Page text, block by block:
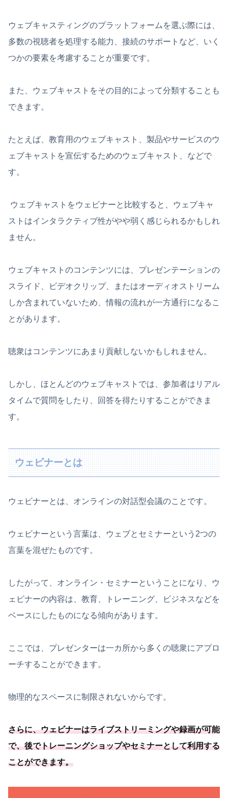
ウェブキャスティングのプラットフォームを選ぶ際には、
多数の視聴者を処理する能力、接続のサポートなど、いく
つかの要素を考慮することが重要です。
また、ウェブキャストをその目的によって分類することも
できます。
たとえば、教育用のウェブキャスト、製品やサービスのウ
ェブキャストを宣伝するためのウェブキャスト、などで
す。
ウェブキャストをウェビナーと比較すると、ウェブキャ
ストはインタラクティブ性がやや弱く感じられるかもしれ
ません。
ウェブキャストのコンテンツには、プレゼンテーションの
スライド、ビデオクリップ、またはオーディオストリーム
しか含まれていないため、情報の流れが一方通行になるこ
とがあります。
聴衆はコンテンツにあまり貢献しないかもしれません。
しかし、ほとんどのウェブキャストでは、参加者はリアル
タイムで質問をしたり、回答を得たりすることができま
す。
ウェビナーとは
ウェビナーとは、オンラインの対話型会議のことです。
ウェビナーという言葉は、ウェブとセミナーという2つの
言葉を混ぜたものです。
したがって、オンライン・セミナーということになり、ウ
ェビナーの内容は、教育、トレーニング、ビジネスなどを
ベースにしたものになる傾向があります。
ここでは、プレゼンターは一カ所から多くの聴衆にアプロ
ーチすることができます。
物理的なスペースに制限されないからです。
さらに、ウェビナーはライブストリーミングや録画が可能
で、後でトレーニングショップやセミナーとして利用する
ことができます。